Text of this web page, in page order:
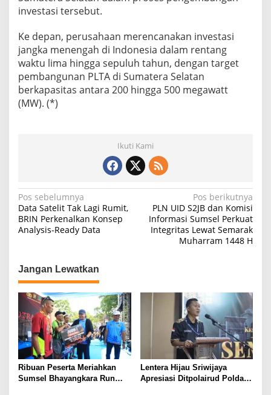
investasi tersebut.
Ke depan, perusahaan merencanakan investasi
jangka menengah di Indonesia dalam rentang
waktu lima hingga sepuluh tahun, dengan target
pembangunan PLTA di Sumatera Selatan
berkapasitas antara 200 hingga 500 megawatt
(MW). (*)
Ikuti Kami
N
a
v
g
a
s
i
p
o
s
Pos sebelumnya
Data Satelit Tak Lagi Rumit,
BRIN Perkenalkan Konsep
Analysis-Ready Data
Pos berikutnya
PLN UID S2JB dan Komisi
Informasi Sumsel Perkuat
Integritas Lewat Semarak
Muharram 1448 H
Jangan Lewatkan
Ribuan Peserta Meriahkan
Sumsel Bhayangkara Run
Lentera Hijau Sriwijaya
Apresiasi Ditpolairud Polda